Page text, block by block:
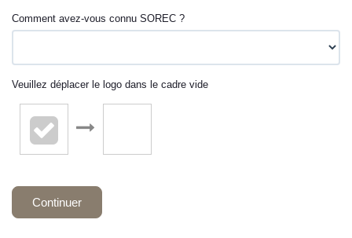
Comment avez-vous connu SOREC ?
Veuillez déplacer le logo dans le cadre vide
Continuer